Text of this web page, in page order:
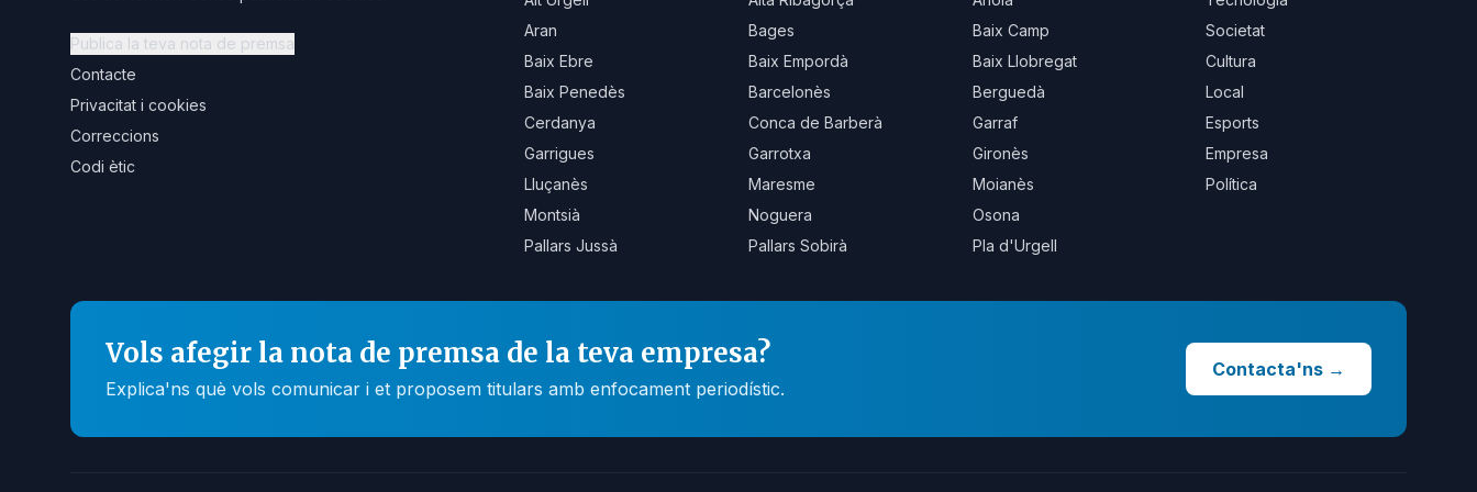
Publica la teva nota de premsa
Contacte
Privacitat i cookies
Correccions
Codi ètic
Aran
Bages
Baix Camp
Baix Ebre
Baix Empordà
Baix Llobregat
Baix Penedès
Barcelonès
Berguedà
Cerdanya
Conca de Barberà
Garraf
Garrigues
Garrotxa
Gironès
Lluçanès
Maresme
Moianès
Montsià
Noguera
Osona
Pallars Jussà
Pallars Sobirà Pla d'Urgell
Societat
Cultura
Local
Esports
Empresa
Política
Vols afegir la nota de premsa de la teva empresa?
Explica'ns què vols comunicar i et proposem titulars amb enfocament periodístic.
Contacta'ns →